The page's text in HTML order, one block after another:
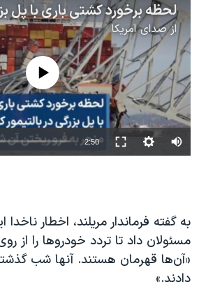
ازصدای آمریکا
currently available
2:50
به گفته فرماندار مریلند، اخطار ناخدا
مسئولان داد تا تردد خودروها را از
«آن‌ها قهرمان هستند. آنها شب
دادند.»